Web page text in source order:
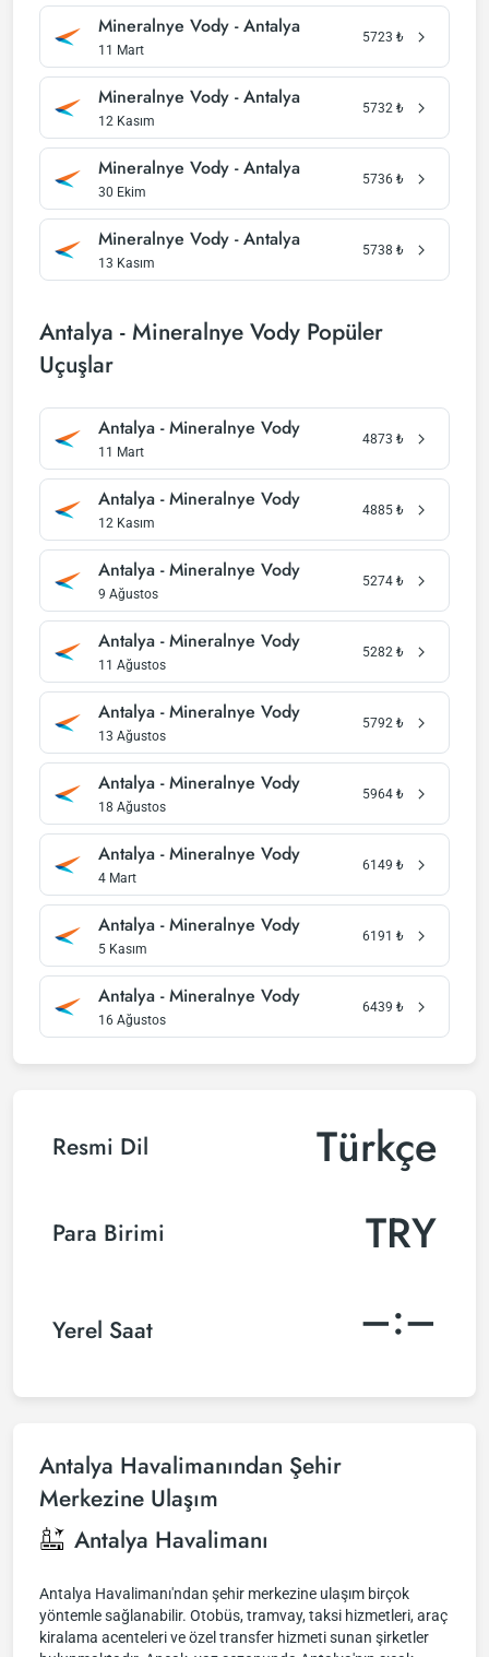
Mineralnye Vody - Antalya
11 Mart
5723 ₺
Mineralnye Vody - Antalya
12 Kasım
5732 ₺
Mineralnye Vody - Antalya
30 Ekim
5736 ₺
Mineralnye Vody - Antalya
13 Kasım
5738 ₺
Antalya - Mineralnye Vody Popüler
Uçuşlar
Antalya - Mineralnye Vody
11 Mart
4873 ₺
Antalya - Mineralnye Vody
12 Kasım
4885 ₺
Antalya - Mineralnye Vody
9 Ağustos
5274 ₺
Antalya - Mineralnye Vody
11 Ağustos
5282 ₺
Antalya - Mineralnye Vody
13 Ağustos
5792 ₺
Antalya - Mineralnye Vody
18 Ağustos
5964 ₺
Antalya - Mineralnye Vody
4 Mart
6149 ₺
Antalya - Mineralnye Vody
5 Kasım
6191 ₺
Antalya - Mineralnye Vody
16 Ağustos
6439 ₺
Resmi Dil Türkçe
Para Birimi TRY
Yerel Saat –:–
Antalya Havalimanından Şehir
Merkezine Ulaşım
Antalya Havalimanı
Antalya Havalimanı'ndan şehir merkezine ulaşım birçok
yöntemle sağlanabilir. Otobüs, tramvay, taksi hizmetleri, araç
kiralama acenteleri ve özel transfer hizmeti sunan şirketler